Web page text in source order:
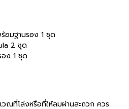
อมฐานรอง 1 ชุด
2 ชุด
อง 1 ชุด
วณที่โล่งหรือที่ให้ลมผ่านสะถวก ควร